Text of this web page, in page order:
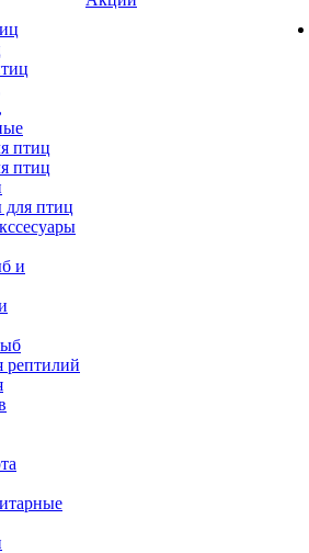
птиц
птиц
для птиц
рептилий